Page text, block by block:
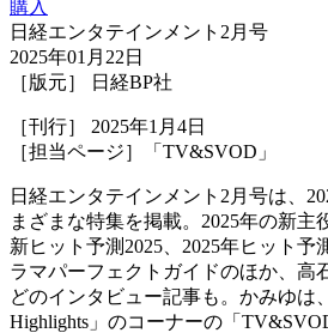
購入
日経エンタテインメント2月号
2025年01月22日
［版元］ 日経BP社
［刊行］ 2025年1月4日
［担当ページ］「TV&SVOD」
日経エンタテインメント2月号は、
まざまな特集を掲載。2025年の新主
新ヒット予測2025、2025年ヒット予
ラマパーフェクトガイドのほか、高
どのインタビュー記事も。かみゆは
Highlights」のコーナーの「